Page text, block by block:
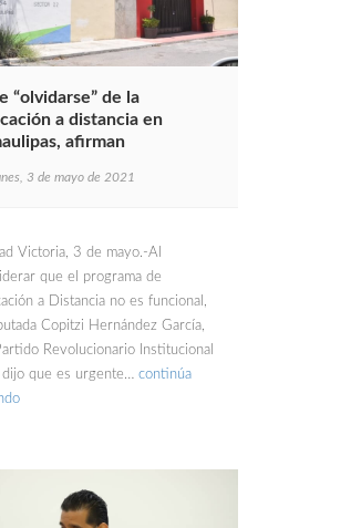
“olvidarse” de la
a distancia en
afirman
3 de mayo de 2021
Victoria, 3 de mayo.-Al
que el programa de
a Distancia no es funcional,
Copitzi Hernández García,
Revolucionario Institucional
dijo que es urgente… continúa